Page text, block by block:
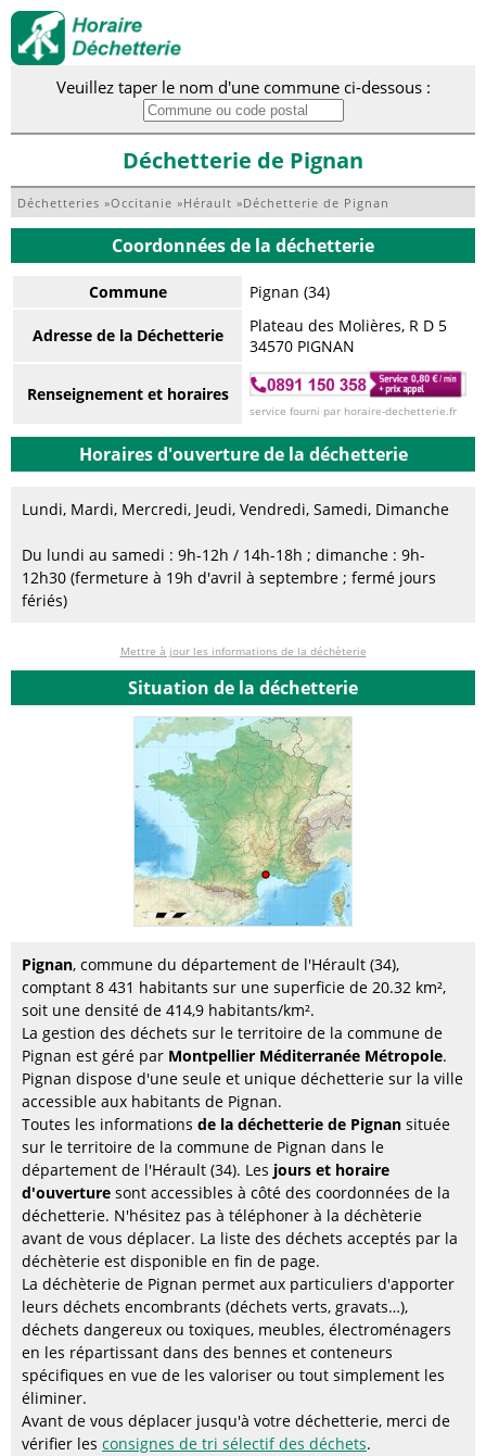
Veuillez taper le nom d'une commune ci-dessous :
Déchetterie de Pignan
Déchetteries »Occitanie »Hérault »Déchetterie de Pignan
Coordonnées de la déchetterie
Commune Pignan (34)
Adresse de la Déchetterie
Plateau des Molières, R D 5
34570 PIGNAN
Renseignement et horaires
service fourni par horaire-dechetterie.fr
Horaires d'ouverture de la déchetterie
Lundi, Mardi, Mercredi, Jeudi, Vendredi, Samedi, Dimanche
Du lundi au samedi : 9h-12h / 14h-18h ; dimanche : 9h-
12h30 (fermeture à 19h d'avril à septembre ; fermé jours
fériés)
Mettre à jour les informations de la déchèterie
Situation de la déchetterie
Pignan, commune du département de l'Hérault (34),
comptant 8 431 habitants sur une superficie de 20.32 km²,
soit une densité de 414,9 habitants/km².
La gestion des déchets sur le territoire de la commune de
Pignan est géré par Montpellier Méditerranée Métropole.
Pignan dispose d'une seule et unique déchetterie sur la ville
accessible aux habitants de Pignan.
Toutes les informations de la déchetterie de Pignan située
sur le territoire de la commune de Pignan dans le
département de l'Hérault (34). Les jours et horaire
d'ouverture sont accessibles à côté des coordonnées de la
déchetterie. N'hésitez pas à téléphoner à la déchèterie
avant de vous déplacer. La liste des déchets acceptés par la
déchèterie est disponible en fin de page.
La déchèterie de Pignan permet aux particuliers d'apporter
leurs déchets encombrants (déchets verts, gravats…),
déchets dangereux ou toxiques, meubles, électroménagers
en les répartissant dans des bennes et conteneurs
spécifiques en vue de les valoriser ou tout simplement les
éliminer.
Avant de vous déplacer jusqu'à votre déchetterie, merci de
vérifier les consignes de tri sélectif des déchets.